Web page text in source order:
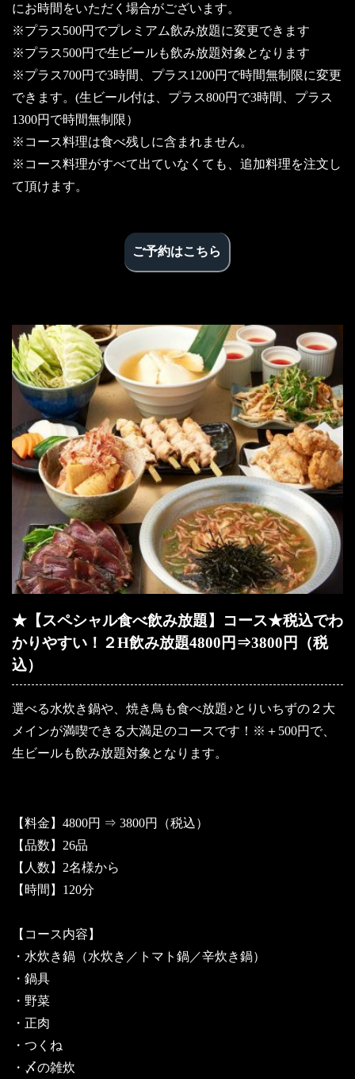
にお時間をいただく場合がございます。
※プラス500円でプレミアム飲み放題に変更できます
※プラス500円で生ビールも飲み放題対象となります
※プラス700円で3時間、プラス1200円で時間無制限に変更
できます。(生ビール付は、プラス800円で3時間、プラス
1300円で時間無制限）
※コース料理は食べ残しに含まれません。
※コース料理がすべて出ていなくても、追加料理を注文し
て頂けます。
ご予約はこちら
★【スペシャル食べ飲み放題】コース★税込でわ
かりやすい！２H飲み放題4800円⇒3800円（税
込）
選べる水炊き鍋や、焼き鳥も食べ放題♪とりいちずの２大
メインが満喫できる大満足のコースです！※＋500円で、
生ビールも飲み放題対象となります。
【料金】4800円 ⇒ 3800円（税込）
【品数】26品
【人数】2名様から
【時間】120分
【コース内容】
・水炊き鍋（水炊き／トマト鍋／辛炊き鍋）
・鍋具
・野菜
・正肉
・つくね
・〆の雑炊